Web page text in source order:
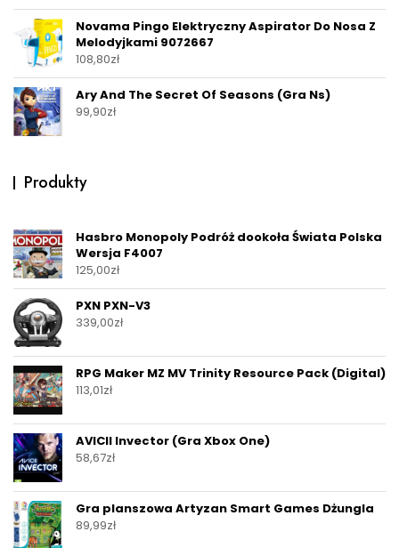
Novama Pingo Elektryczny Aspirator Do Nosa Z
Melodyjkami 9072667
108,80zł
Ary And The Secret Of Seasons (Gra Ns)
99,90zł
Produkty
Hasbro Monopoly Podróż dookoła Świata Polska
Wersja F4007
125,00zł
PXN PXN-V3
339,00zł
RPG Maker MZ MV Trinity Resource Pack (Digital)
113,01zł
AVICII Invector (Gra Xbox One)
58,67zł
Gra planszowa Artyzan Smart Games Dżungla
89,99zł